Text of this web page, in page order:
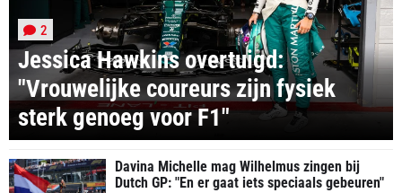
Jessica Hawkins overtuigd:
"Vrouwelijke coureurs zijn fysiek
sterk genoeg voor F1"
2
Davina Michelle mag Wilhelmus zingen bij
Dutch GP: "En er gaat iets speciaals gebeuren"